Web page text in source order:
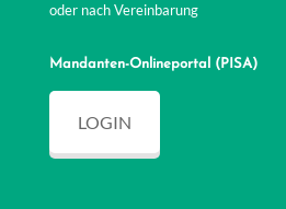
oder nach Vereinbarung
Mandanten-Onlineportal (PISA)
LOGIN